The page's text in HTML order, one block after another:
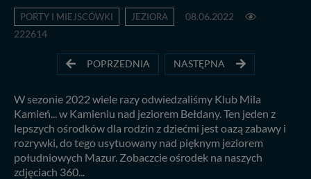
PORTY I MIEJSCÓWKI JEZIORA
08.06.2022
222614
POPRZEDNIA NASTĘPNA
W sezonie 2022 wiele razy odwiedzaliśmy Klub Mila
Kamień... w Kamieniu nad jeziorem Bełdany. Ten jeden z
lepszych ośrodków dla rodzin z dziećmi jest oazą zabawy i
rozrywki, do tego usytuowany nad pięknym jeziorem
południowych Mazur. Zobaczcie ośrodek na naszych
zdjęciach 360...